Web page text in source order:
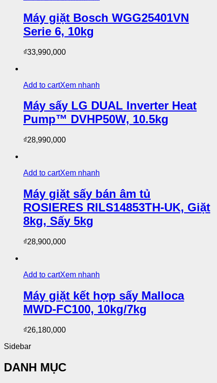
Máy giặt Bosch WGG25401VN
Serie 6, 10kg
₫33,990,000
Add to cartXem nhanh
Máy sấy LG DUAL Inverter Heat
Pump™ DVHP50W, 10.5kg
₫28,990,000
Add to cartXem nhanh
Máy giặt sấy bán âm tủ
ROSIERES RILS14853TH-UK, Giặt
8kg, Sấy 5kg
₫28,900,000
Add to cartXem nhanh
Máy giặt kết hợp sấy Malloca
MWD-FC100, 10kg/7kg
₫26,180,000
Sidebar
DANH MỤC